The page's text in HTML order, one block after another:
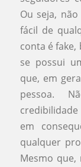
Ou seja,
fácil de
conta é
se possui
que, em
pessoa.
em
qualquer
Mesmo que,